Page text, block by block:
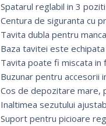
Spatarul reglabil in 3
Centura de siguranta cu
Tavita dubla pentru
Baza tavitei este
Tavita poate fi miscata in
Buzunar pentru accesorii
Cos de depozitare mare,
Inaltimea sezutului
Suport pentru picioare